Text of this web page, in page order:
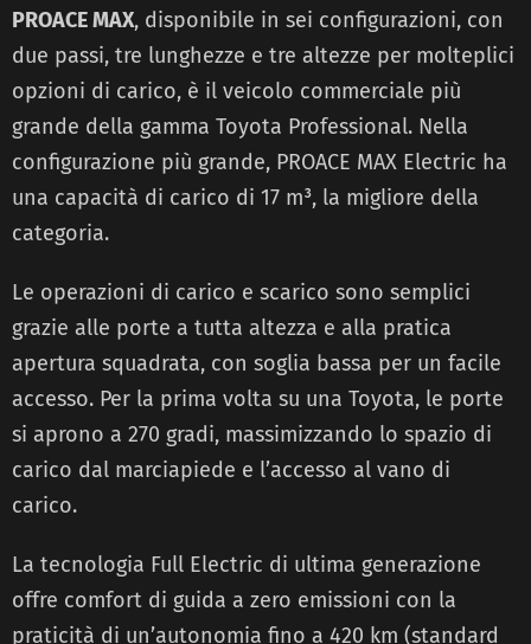
PROACE MAX, disponibile in sei configurazioni, con
due passi, tre lunghezze e tre altezze per molteplici
opzioni di carico, è il veicolo commerciale più
grande della gamma Toyota Professional. Nella
configurazione più grande, PROACE MAX Electric ha
una capacità di carico di 17 m³, la migliore della
categoria.
Le operazioni di carico e scarico sono semplici
grazie alle porte a tutta altezza e alla pratica
apertura squadrata, con soglia bassa per un facile
accesso. Per la prima volta su una Toyota, le porte
si aprono a 270 gradi, massimizzando lo spazio di
carico dal marciapiede e l’accesso al vano di
carico.
La tecnologia Full Electric di ultima generazione
offre comfort di guida a zero emissioni con la
praticità di un’autonomia fino a 420 km (standard